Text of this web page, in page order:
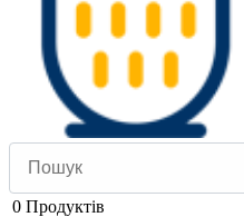
0 Продуктів